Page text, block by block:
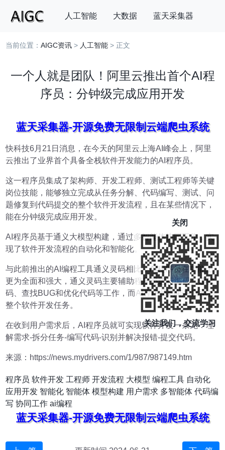
人工智能 大数据 蓝天采集器
搜索
当前位置：AIGC资讯 > 人工智能 > 正文
一个人就是团队！阿里云推出首个AI程
序员：分钟级完成应用开发
蓝天采集器-开源免费无限制云端爬虫系统
快科技6月21日消息，在今天的阿里云上海AI峰会上，阿里
云推出了业界首个具备全栈软件开发能力的AI程序员。
这一程序员集成了架构师、开发工程师、测试工程师等关键
岗位技能，能够独立完成从任务分解、代码编写、测试、问
题修复到代码提交的整个软件开发流程，且在某些情况下，
能在分钟级完成应用开发。
AI程序员基于通义大模型构建，通过多智能体协同工作，实
现了软件开发流程的自动化和智能化。
与此前推出的AI编程工具通义灵码相比，AI程序员在功能上
更为全面和强大，通义灵码主要辅助程序员进行编码、读代
码、查找BUG和优化代码等工作，而AI程序员则能独立承担
整个软件开发任务。
在收到用户需求后，AI程序员就可实现软件开发一条龙：理
解需求-拆分任务-编写代码-识别并解决报错-提交代码。
来源：https://news.mydrivers.com/1/987/987149.htm
程序员 软件开发 工程师 开发流程 大模型 编程工具 自动化
应用开发 智能化 智能体 模型构建 用户需求 多智能体 代码编
写 协同工作 ai编程
蓝天采集器-开源免费无限制云端爬虫系统
关闭
关注我们，交流学习